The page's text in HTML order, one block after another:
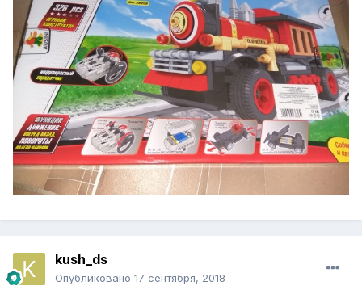
kush_ds
Опубликовано 17 сентября, 2018